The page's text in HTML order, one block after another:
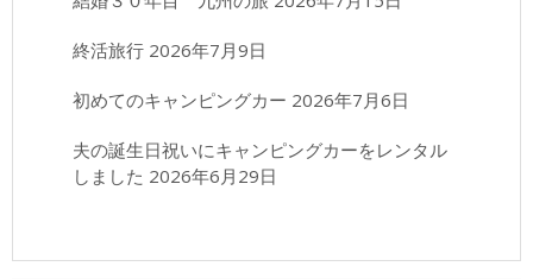
終活旅行 2026年7月9日
初めてのキャンピングカー 2026年7月6日
夫の誕生日祝いにキャンピングカーをレンタル
しました 2026年6月29日